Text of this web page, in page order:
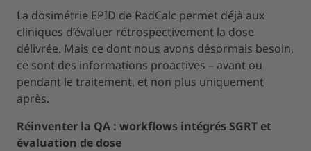
La dosimétrie EPID de RadCalc permet déjà aux
cliniques d’évaluer rétrospectivement la dose
délivrée. Mais ce dont nous avons désormais besoin,
ce sont des informations proactives – avant ou
pendant le traitement, et non plus uniquement
après.
Réinventer la QA : workflows intégrés SGRT et
évaluation de dose